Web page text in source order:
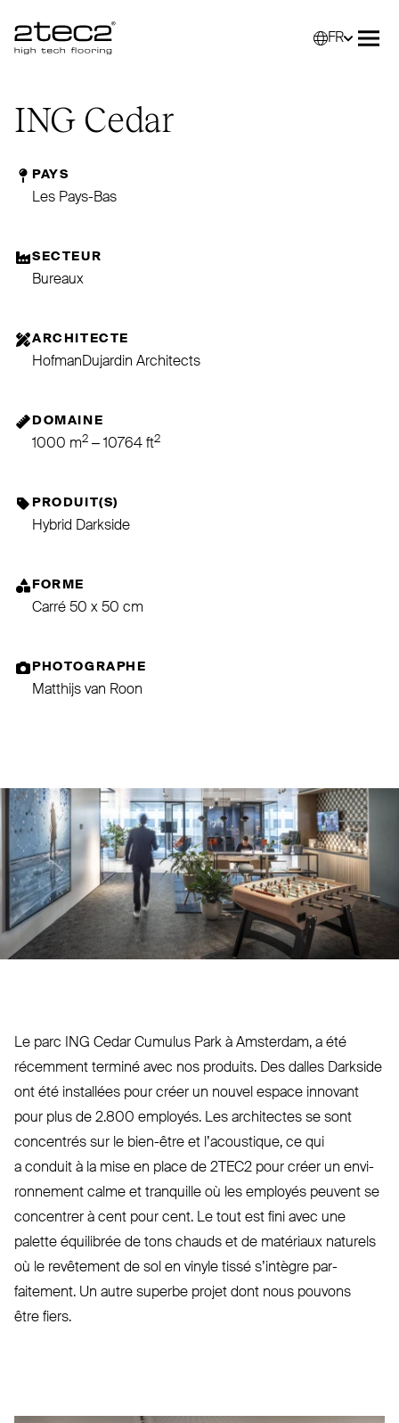
Primary
FR
INGCedar
PAYS
Les Pays-Bas
SECTEUR
Bureaux
ARCHITECTE
HofmanDujardin Architects
DOMAINE
1000 m2 – 10764 ft2
PRODUIT(S)
Hybrid Darkside
FORME
Carré 50 x 50 cm
PHOTOGRAPHE
Matthijs van Roon
Le parc ING Cedar Cumulus Park à Amsterdam, a été
récemment terminé avec nos produits. Des dalles Darkside
ont été ins­tallées pour créer un nouvel espace innovant
pour plus de 2.800 employés. Les architectes se sont
concentrés sur le bien-être et l’a­coustique, ce qui
a conduit à la mise en place de 2TEC2 pour créer un envi­
ronnement calme et tranquille où les employés peuvent se
concentrer à cent pour cent. Le tout est fini avec une
palette équilibrée de tons chauds et de matériaux naturels
où le revêtement de sol en vinyle tissé s’intègre par­
faitement. Un autre superbe projet dont nous pouvons
être fiers.